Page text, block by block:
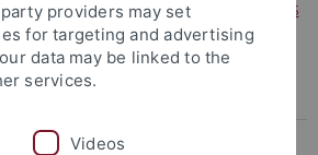
zum Jugendhilferecht und Familienrecht)(WS
providers may set
for targeting and advertising
data may be linked to the
services.
Videos